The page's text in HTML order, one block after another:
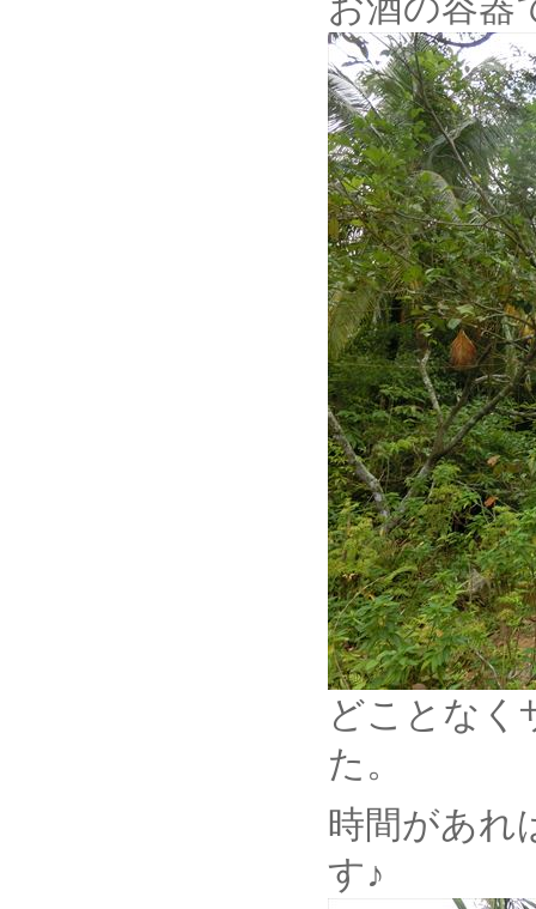
どことなく
た。
時間があれ
す♪